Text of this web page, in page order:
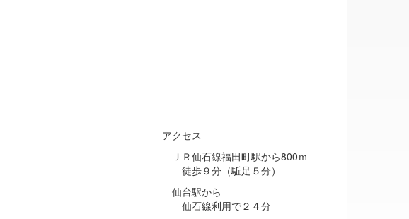
アクセス
ＪＲ仙石線福田町駅から800ｍ
徒歩９分（駈足５分）
仙台駅から
仙石線利用で２４分